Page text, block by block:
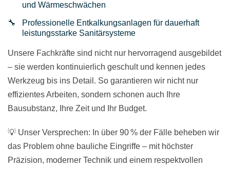
und Wärmeschwächen
Professionelle Entkalkungsanlagen für dauerhaft
leistungsstarke Sanitärsysteme
Unsere Fachkräfte sind nicht nur hervorragend ausgebildet
– sie werden kontinuierlich geschult und kennen jedes
Werkzeug bis ins Detail. So garantieren wir nicht nur
effizientes Arbeiten, sondern schonen auch Ihre
Bausubstanz, Ihre Zeit und Ihr Budget.
💡 Unser Versprechen: In über 90 % der Fälle beheben wir
das Problem ohne bauliche Eingriffe – mit höchster
Präzision, moderner Technik und einem respektvollen